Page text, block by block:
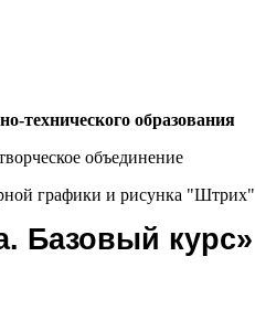
технического образования
объединение
графики и рисунка "Штрих"
Базовый курс»